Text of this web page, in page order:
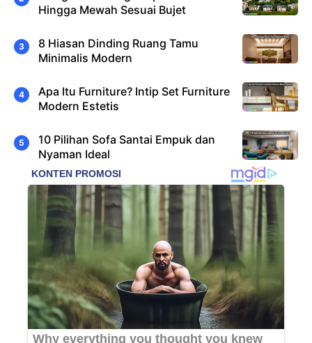
Hingga Mewah Sesuai Bujet
8 Hiasan Dinding Ruang Tamu
Minimalis Modern
Apa Itu Furniture? Intip Set Furniture
Modern Estetis
10 Pilihan Sofa Santai Empuk dan
Nyaman Ideal